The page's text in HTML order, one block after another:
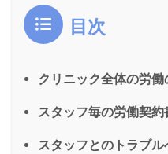
目次
クリニック全体の労
スタッフ毎の労働契約
スタッフとのトラブル